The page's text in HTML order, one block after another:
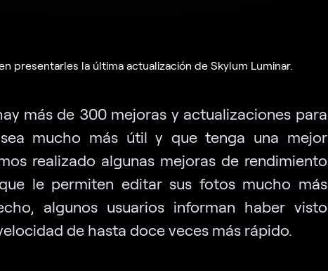
presentarles la última actualización de Skylum Luminar.
más de 300 mejoras y actualizaciones para
mucho más útil y que tenga una mejor
realizado algunas mejoras de rendimiento
le permiten editar sus fotos mucho más
algunos usuarios informan haber visto
de hasta doce veces más rápido.